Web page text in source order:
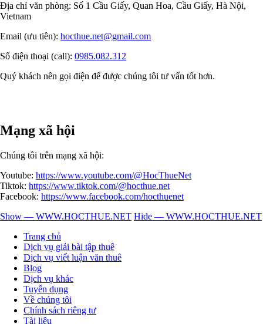
Địa chỉ văn phòng: Số 1 Cầu Giấy, Quan Hoa, Cầu Giấy, Hà Nội,
Vietnam
Email (ưu tiên): hocthue.net@gmail.com
Số điện thoại (call): 0985.082.312
Quý khách nên gọi điện để được chúng tôi tư vấn tốt hơn.
Mạng xã hội
Chúng tôi trên mạng xã hội:
Youtube: https://www.youtube.com/@HocThueNet
Tiktok: https://www.tiktok.com/@hocthue.net
Facebook: https://www.facebook.com/hocthuenet
WWW.HOCTHUE.NET
Show — WWW.HOCTHUE.NET Hide — WWW.HOCTHUE.NET
Trang chủ
Dịch vụ giải bài tập thuê
Dịch vụ viết luận văn thuê
Blog
Dịch vụ khác
Tuyển dụng
Về chúng tôi
Chính sách riêng tư
Tài liệu